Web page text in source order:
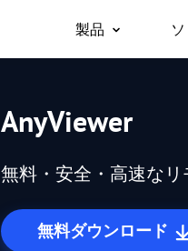
製品
セス
AnyViewer
無料・安全・高速な
無料ダウンロード